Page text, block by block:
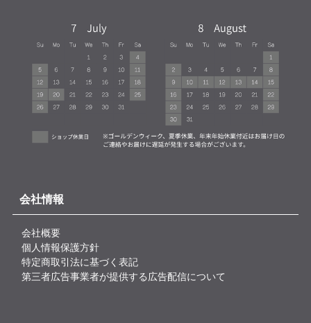
会社情報
会社概要
個人情報保護方針
特定商取引法に基づく表記
第三者広告事業者が提供する広告配信について